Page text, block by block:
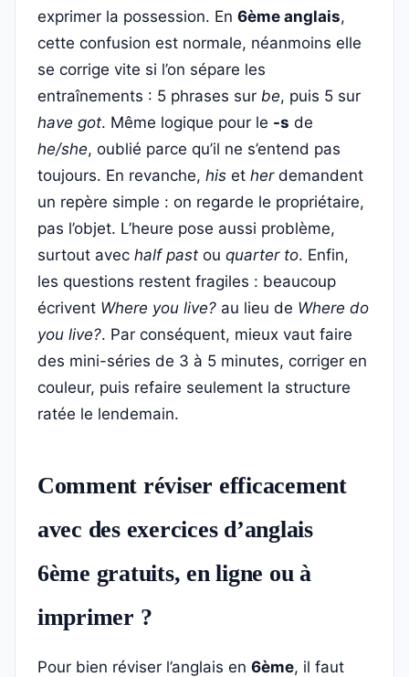
exprimer la possession. En 6ème anglais,
cette confusion est normale, néanmoins elle
se corrige vite si l’on sépare les
entraînements : 5 phrases sur be, puis 5 sur
have got. Même logique pour le -s de
he/she, oublié parce qu’il ne s’entend pas
toujours. En revanche, his et herdemandent
un repère simple : on regarde le propriétaire,
pas l’objet. L’heure pose aussi problème,
surtout avec half past ou quarter to. Enfin,
les questions restent fragiles : beaucoup
écrivent Where you live? au lieu de Where do
you live?. Par conséquent, mieux vaut faire
des mini-séries de 3 à 5 minutes, corriger en
couleur, puis refaire seulement la structure
ratée le lendemain.
Comment réviser efficacement
avec des exercices d’anglais
6ème gratuits, en ligne ou à
imprimer ?
Pour bien réviser l’anglais en 6ème, il faut